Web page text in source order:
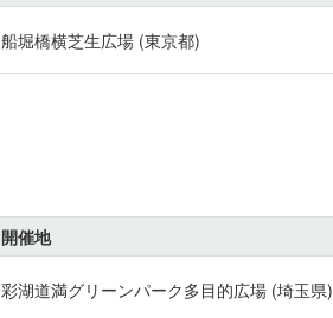
船堀橋横芝生広場 (東京都)
開催地
彩湖道満グリーンパーク多目的広場 (埼玉県)